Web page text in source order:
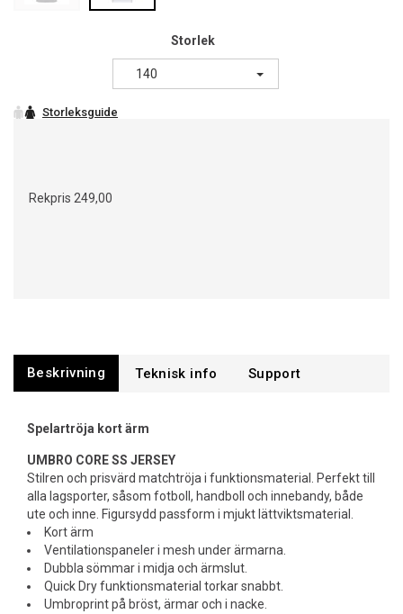
Storlek
140
Rekpris 249,00
Beskrivning Support
Spelartröja kort ärm
UMBRO CORE SS JERSEY
Stilren och prisvärd matchtröja i funktionsmaterial. Perfekt till
alla lagsporter, såsom fotboll, handboll och innebandy, både
ute och inne. Figursydd passform i mjukt lättviktsmaterial.
Kort ärm
Ventilationspaneler i mesh under ärmarna.
Dubbla sömmar i midja och ärmslut.
Quick Dry funktionsmaterial torkar snabbt.
Umbroprint på bröst, ärmar och i nacke.